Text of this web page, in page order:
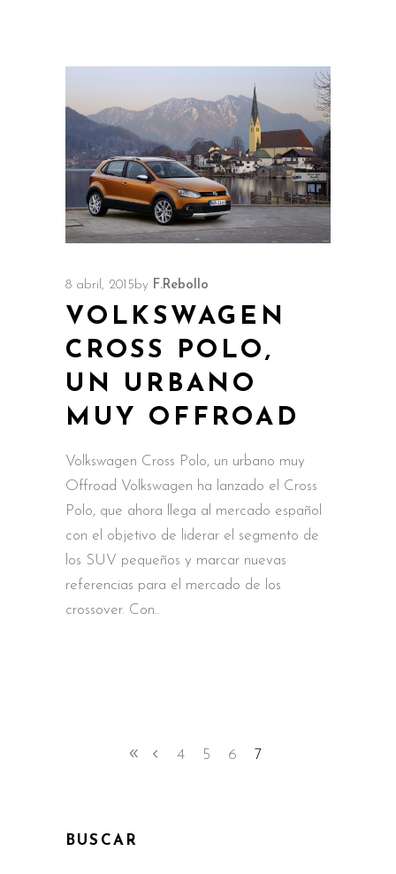
8 abril, 2015by F.Rebollo
VOLKSWAGEN
CROSS POLO,
UN URBANO
MUY OFFROAD
Volkswagen Cross Polo, un urbano muy
Offroad Volkswagen ha lanzado el Cross
Polo, que ahora llega al mercado español
con el objetivo de liderar el segmento de
los SUV pequeños y marcar nuevas
referencias para el mercado de los
crossover. Con
4 5 6 7
BUSCAR